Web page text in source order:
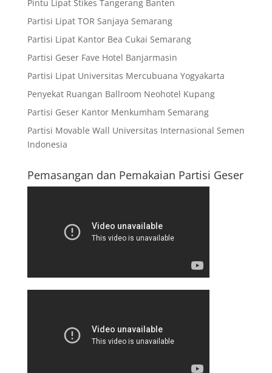
Pintu Lipat Stikes Tangerang Banten
Partisi Lipat TOR Sanjaya Semarang
Partisi Lipat Kantor Bea Cukai Semarang
Partisi Geser Fave Hotel Banjarmasin
Partisi Lipat Universitas Mercubuana Yogyakarta
Penyekat Ruangan Ballroom Neohotel Kupang
Partisi Geser Kantor Menkumham Semarang
Partisi Movable Wall Universitas Internasional Semen
Indonesia
Pemasangan dan Pemakaian Partisi Geser